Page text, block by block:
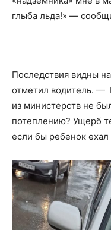
глыба льда!» —
Последствия видны
отметил водитель. —
из министерств не
потеплению? Ущерб
если бы ребенок ехал